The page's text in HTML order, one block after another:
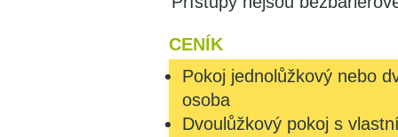
CENÍK
Pokoj jednolůžkový nebo
osoba
Dvoulůžkový pokoj s